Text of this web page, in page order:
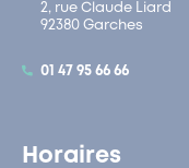
2, rue Claude Liard
92380 Garches
01 47 95 66 66
Horaires